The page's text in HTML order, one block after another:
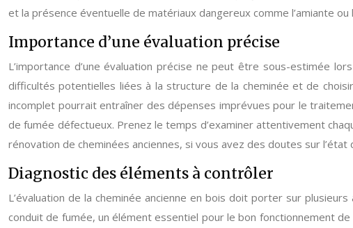
et la présence éventuelle de matériaux dangereux comme l’amiante
Importance d’une évaluation précise
L’importance d’une évaluation précise ne peut être sous-estimée
difficultés potentielles liées à la structure de la cheminée et de
incomplet pourrait entraîner des dépenses imprévues pour le
de fumée défectueux. Prenez le temps d’examiner attentivement
rénovation de cheminées anciennes, si vous avez des doutes sur l’état
Diagnostic des éléments à contrôler
L’évaluation de la cheminée ancienne en bois doit porter sur
conduit de fumée, un élément essentiel pour le bon fonctionnement